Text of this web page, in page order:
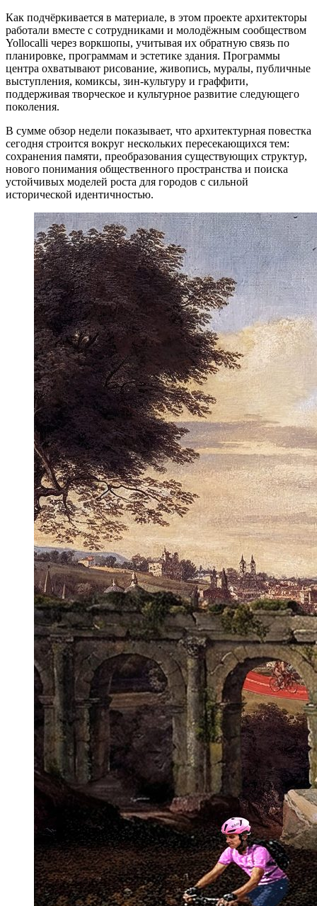
Как подчёркивается в материале, в этом проекте архитекторы
работали вместе с сотрудниками и молодёжным сообществом
Yollocalli через воркшопы, учитывая их обратную связь по
планировке, программам и эстетике здания. Программы
центра охватывают рисование, живопись, муралы, публичные
выступления, комиксы, зин-культуру и граффити,
поддерживая творческое и культурное развитие следующего
поколения.
В сумме обзор недели показывает, что архитектурная повестка
сегодня строится вокруг нескольких пересекающихся тем:
сохранения памяти, преобразования существующих структур,
нового понимания общественного пространства и поиска
устойчивых моделей роста для городов с сильной
исторической идентичностью.